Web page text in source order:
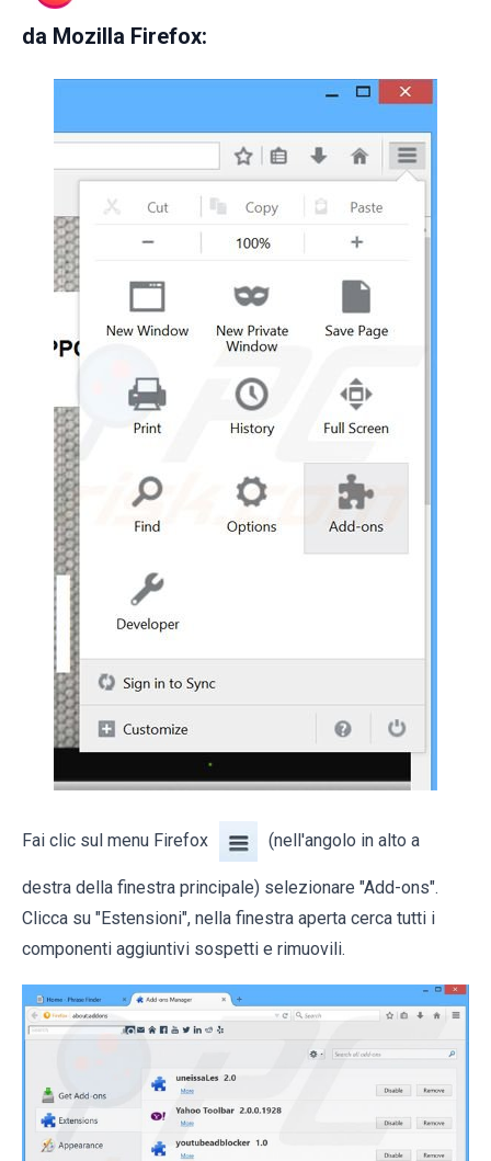
da Mozilla Firefox:
Fai clic sul menu Firefox (nell'angolo in alto a
destra della finestra principale) selezionare "Add-ons".
Clicca su "Estensioni", nella finestra aperta cerca tutti i
componenti aggiuntivi sospetti e rimuovili.